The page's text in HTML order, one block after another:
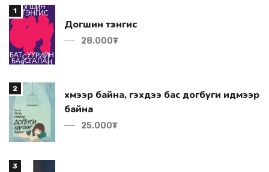
1
Догшин тэнгис
28.000₮
2
байна
25.000₮
3